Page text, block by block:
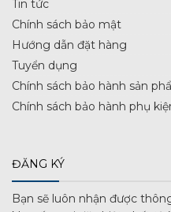
Tin tức
Chính sách bảo mật
Hướng dẫn đặt hàng
Tuyển dụng
Chính sách bảo hành sản
Chính sách bảo hành phụ
ĐĂNG KÝ
Bạn sẽ luôn nhận được